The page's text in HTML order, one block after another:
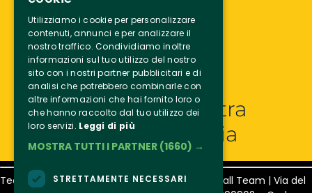
Entra nella nostra
grande famiglia
Team Volley Busnago a.s.d. – Busnago Volleyball Team | Via del
Utilizziamo i cookie per personalizzare
contenuti, annunci e per analizzare il
nostro traffico. Condividiamo inoltre
informazioni sul tuo utilizzo del nostro
sito con i nostri partner pubblicitari e di
analisi che potrebbero combinarle con
altre informazioni che hai fornito loro o
che hanno raccolto dal tuo utilizzo dei
loro servizi. Leggi di più
MOSTRA TUTTI I PARTNER (1660) →
STRETTAMENTE NECESSARI